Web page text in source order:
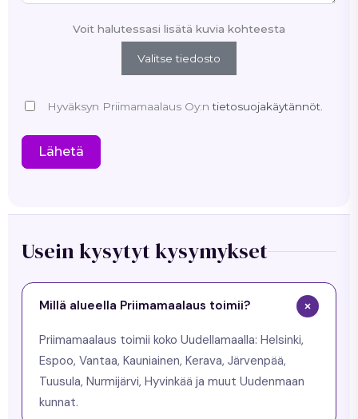
Voit halutessasi lisätä kuvia kohteesta
Valitse tiedosto
Hyväksyn Priimamaalaus Oy:ntietosuojakäytännöt.
Lähetä
Usein kysytyt kysymykset
Millä alueella Priimamaalaus toimii?
Priimamaalaus toimii koko Uudellamaalla: Helsinki,
Espoo, Vantaa, Kauniainen, Kerava, Järvenpää,
Tuusula, Nurmijärvi, Hyvinkää ja muut Uudenmaan
kunnat.